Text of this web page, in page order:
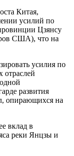
Китая,
усилий по
Цзянсу
США), что на
усилия по
отраслей
развития
опирающихся на
вклад в
реки Янцзы и